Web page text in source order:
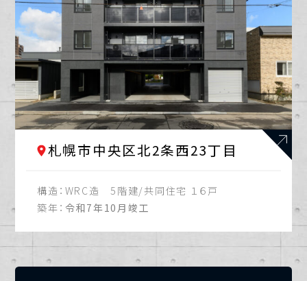
札幌市中央区北2条西23丁目
構造： WRC造 5階建/共同住宅 １６戸
築年： 令和7年10月竣工